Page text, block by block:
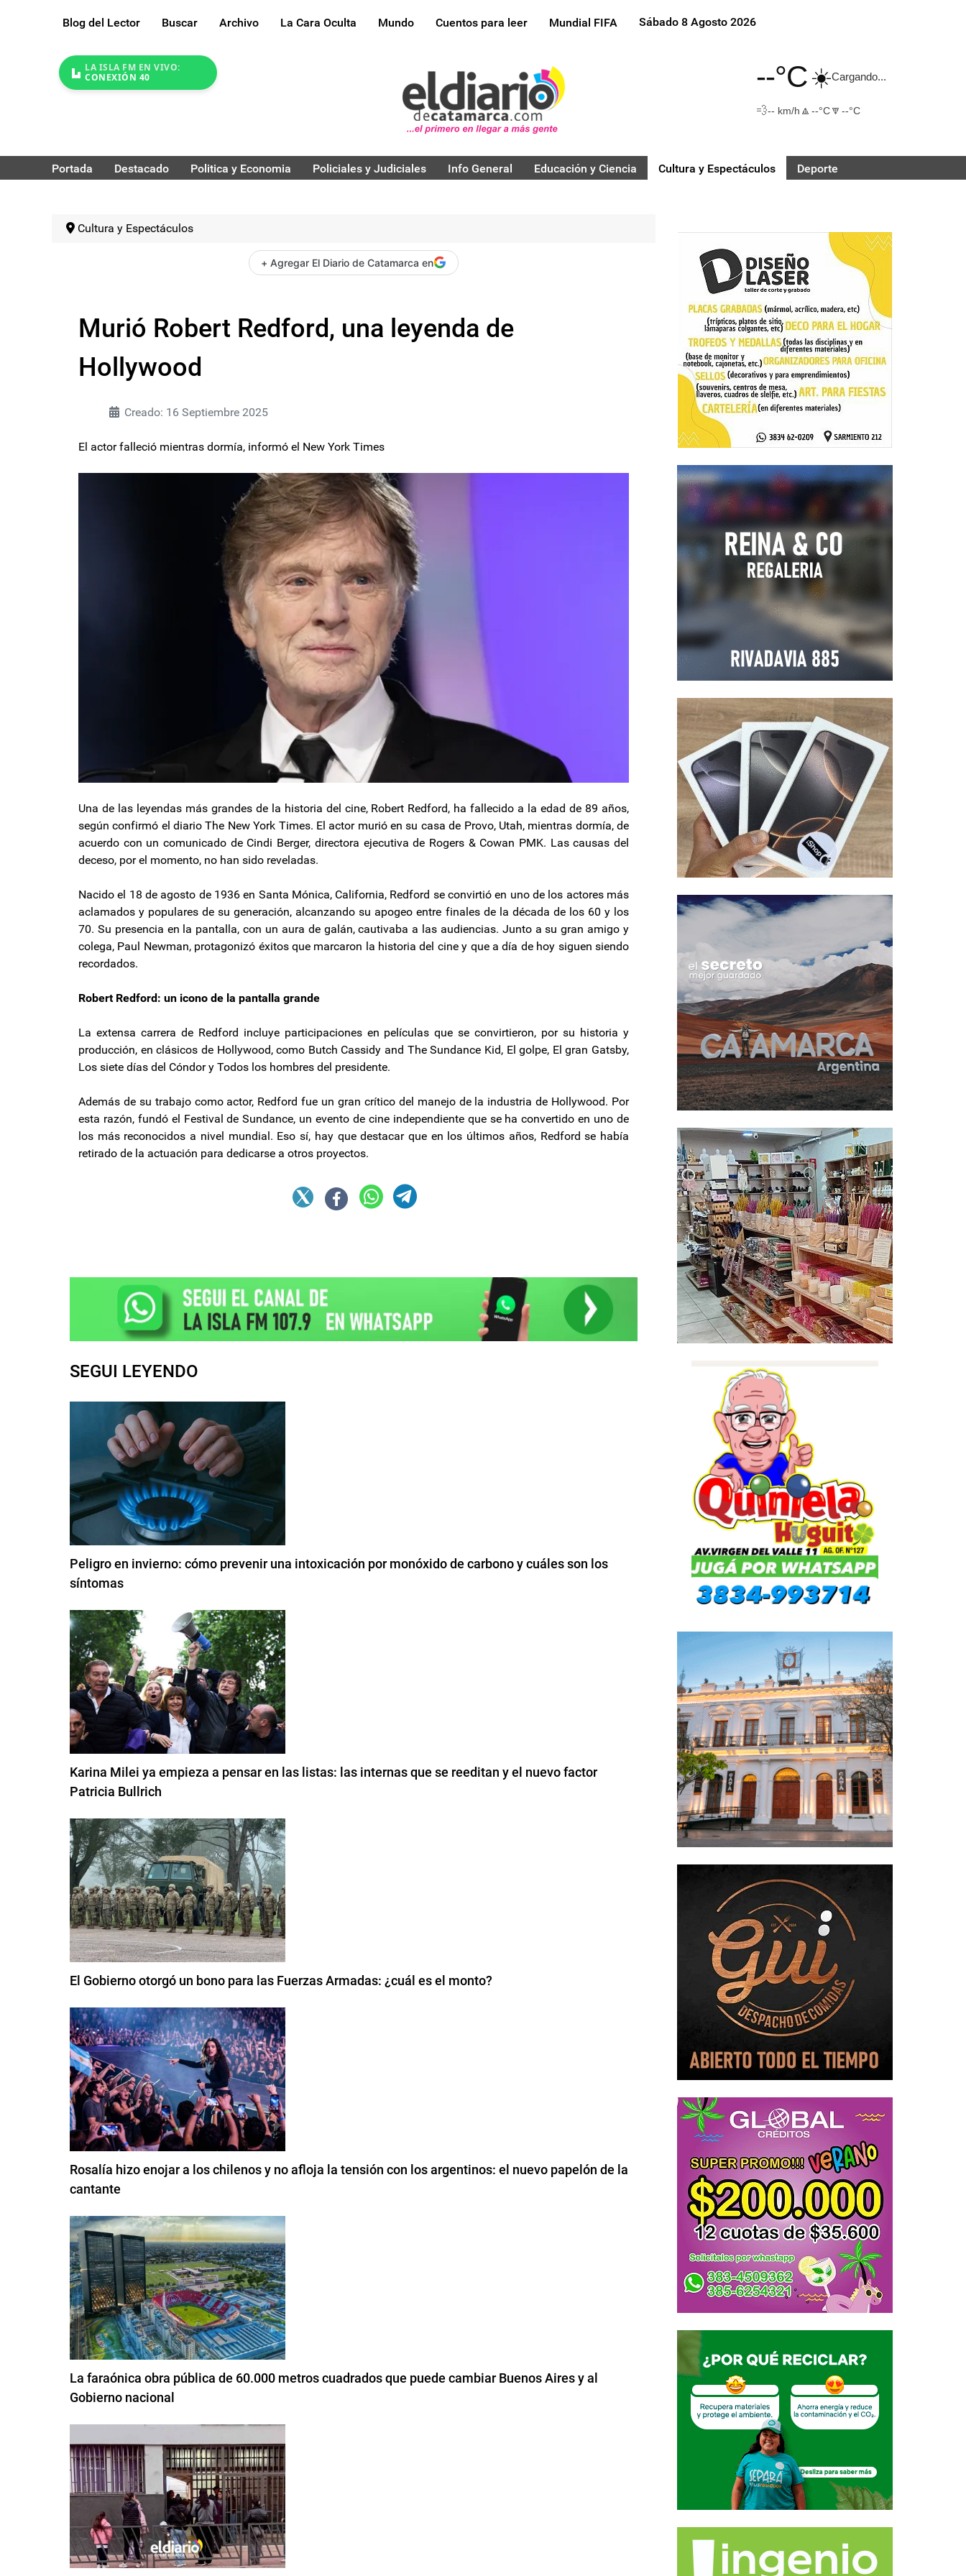
Blog del Lector Buscar Archivo La Cara Oculta Mundo Cuentos para leer Mundial FIFA Sábado 8 Agosto 2026
LA ISLA FM EN VIVO:
CONEXIÓN 40
--°C☀️Cargando...
💨-- km/h 🔼 --°C🔽 --°C
Portada Destacado Politica y Economia Policiales y Judiciales Info General Educación y Ciencia Cultura y Espectáculos Deporte
Cultura y Espectáculos
+ Agregar El Diario de Catamarca en
Murió Robert Redford, una leyenda de
Hollywood
Creado: 16 Septiembre 2025
El actor falleció mientras dormía, informó el New York Times
Una de las leyendas más grandes de la historia del cine, Robert Redford, ha fallecido a la edad de 89 años,
según confirmó el diario The New York Times. El actor murió en su casa de Provo, Utah, mientras dormía, de
acuerdo con un comunicado de Cindi Berger, directora ejecutiva de Rogers & Cowan PMK. Las causas del
deceso, por el momento, no han sido reveladas.
Nacido el 18 de agosto de 1936 en Santa Mónica, California, Redford se convirtió en uno de los actores más
aclamados y populares de su generación, alcanzando su apogeo entre finales de la década de los 60 y los
70. Su presencia en la pantalla, con un aura de galán, cautivaba a las audiencias. Junto a su gran amigo y
colega, Paul Newman, protagonizó éxitos que marcaron la historia del cine y que a día de hoy siguen siendo
recordados.
Robert Redford: un icono de la pantalla grande
La extensa carrera de Redford incluye participaciones en películas que se convirtieron, por su historia y
producción, en clásicos de Hollywood, como Butch Cassidy and The Sundance Kid, El golpe, El gran Gatsby,
Los siete días del Cóndor y Todos los hombres del presidente.
Además de su trabajo como actor, Redford fue un gran crítico del manejo de la industria de Hollywood. Por
esta razón, fundó el Festival de Sundance, un evento de cine independiente que se ha convertido en uno de
los más reconocidos a nivel mundial. Eso sí, hay que destacar que en los últimos años, Redford se había
retirado de la actuación para dedicarse a otros proyectos.
SEGUI LEYENDO
Peligro en invierno: cómo prevenir una intoxicación por monóxido de carbono y cuáles son los
síntomas
Karina Milei ya empieza a pensar en las listas: las internas que se reeditan y el nuevo factor
Patricia Bullrich
El Gobierno otorgó un bono para las Fuerzas Armadas: ¿cuál es el monto?
Rosalía hizo enojar a los chilenos y no afloja la tensión con los argentinos: el nuevo papelón de la
cantante
La faraónica obra pública de 60.000 metros cuadrados que puede cambiar Buenos Aires y al
Gobierno nacional